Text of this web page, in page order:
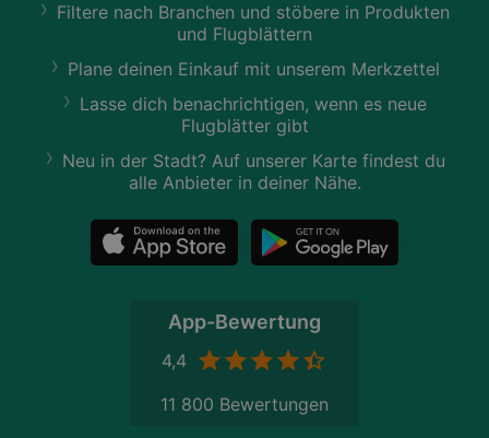
Filtere nach Branchen und stöbere in Produkten
und Flugblättern
Plane deinen Einkauf mit unserem Merkzettel
Lasse dich benachrichtigen, wenn es neue
Flugblätter gibt
Neu in der Stadt? Auf unserer Karte findest du
alle Anbieter in deiner Nähe.
App-Bewertung
4,4
11 800 Bewertungen